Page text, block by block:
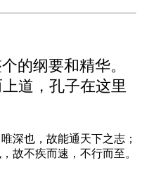
的纲要和精华。
道，孔子在这里
深也，故能通天下之志；
故不疾而速，不行而至。